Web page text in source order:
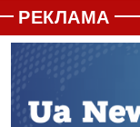
РЕКЛАМА